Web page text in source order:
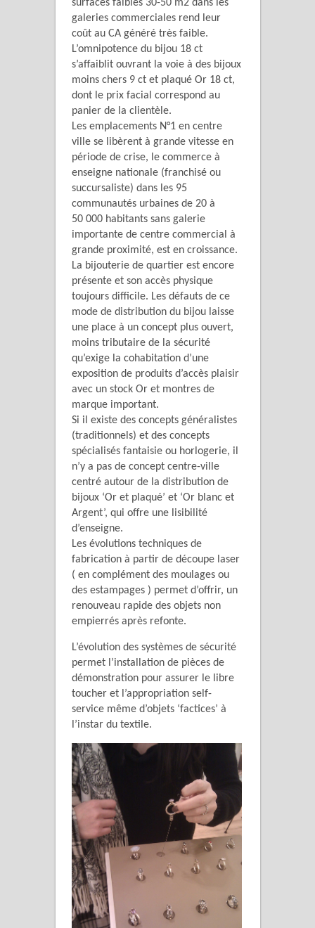
surfaces faibles 30-50 m2 dans les
galeries commerciales rend leur
coût au CA généré très faible.
L’omnipotence du bijou 18 ct
s’affaiblit ouvrant la voie à des bijoux
moins chers 9 ct et plaqué Or 18 ct,
dont le prix facial correspond au
panier de la clientèle.
Les emplacements N°1 en centre
ville se libèrent à grande vitesse en
période de crise, le commerce à
enseigne nationale (franchisé ou
succursaliste) dans les 95
communautés urbaines de 20 à
50 000 habitants sans galerie
importante de centre commercial à
grande proximité, est en croissance.
La bijouterie de quartier est encore
présente et son accès physique
toujours difficile. Les défauts de ce
mode de distribution du bijou laisse
une place à un concept plus ouvert,
moins tributaire de la sécurité
qu’exige la cohabitation d’une
exposition de produits d’accès plaisir
avec un stock Or et montres de
marque important.
Si il existe des concepts généralistes
(traditionnels) et des concepts
spécialisés fantaisie ou horlogerie, il
n’y a pas de concept centre-ville
centré autour de la distribution de
bijoux ‘Or et plaqué’ et ‘Or blanc et
Argent’, qui offre une lisibilité
d’enseigne.
Les évolutions techniques de
fabrication à partir de découpe laser
( en complément des moulages ou
des estampages ) permet d’offrir, un
renouveau rapide des objets non
empierrés après refonte.
L’évolution des systèmes de sécurité
permet l’installation de pièces de
démonstration pour assurer le libre
toucher et l’appropriation self-
service même d’objets ‘factices’ à
l’instar du textile.